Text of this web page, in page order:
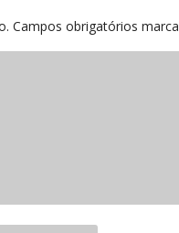
Campos obrigatórios